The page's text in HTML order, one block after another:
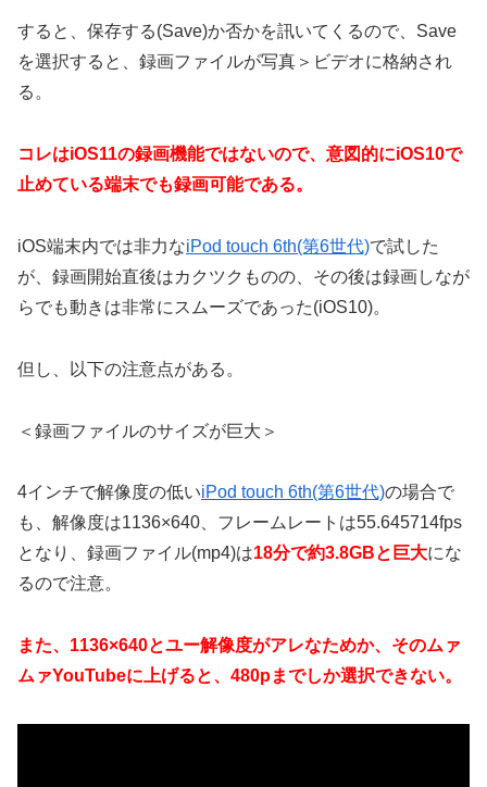
すると、保存する(Save)か否かを訊いてくるので、Save
を選択すると、録画ファイルが写真＞ビデオに格納され
る。
コレはiOS11の録画機能ではないので、意図的にiOS10で
止めている端末でも録画可能である。
iOS端末内では非力なiPod touch 6th(第6世代)で試した
が、録画開始直後はカクツクものの、その後は録画しなが
らでも動きは非常にスムーズであった(iOS10)。
但し、以下の注意点がある。
＜録画ファイルのサイズが巨大＞
4インチで解像度の低いiPod touch 6th(第6世代)の場合で
も、解像度は1136×640、フレームレートは55.645714fps
となり、録画ファイル(mp4)は18分で約3.8GBと巨大にな
るので注意。
また、1136×640とユー解像度がアレなためか、そのムァ
ムァYouTubeに上げると、480pまでしか選択できない。